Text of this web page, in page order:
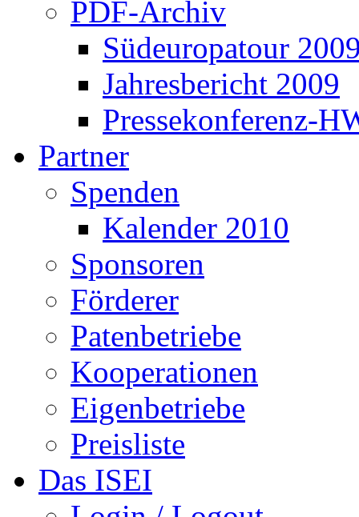
PDF-Archiv
Südeuropatour
Jahresbericht 2009
Pressekonferenz-
Partner
Spenden
Kalender 2010
Sponsoren
Förderer
Patenbetriebe
Kooperationen
Eigenbetriebe
Preisliste
Das ISEI